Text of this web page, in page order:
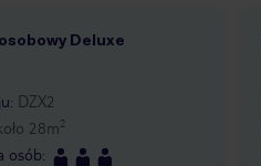
Deluxe
: DZX2
28m2
osób: